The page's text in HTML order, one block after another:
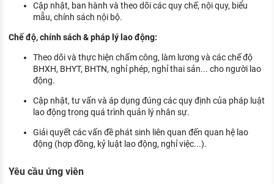
Cập nhật, ban hành và theo dõi các quy chế, nội quy, biểu
mẫu, chính sách nội bộ.
Chế độ, chính sách & pháp lý lao động:
Theo dõi và thực hiện chấm công, làm lương và các chế độ
BHXH, BHYT, BHTN, nghỉ phép, nghỉ thai sản... cho người lao
động.
Cập nhật, tư vấn và áp dụng đúng các quy định của pháp luật
lao động trong quá trình quản lý nhân sự.
Giải quyết các vấn đề phát sinh liên quan đến quan hệ lao
động (hợp đồng, kỷ luật lao động, nghỉ việc...).
Yêu cầu ứng viên